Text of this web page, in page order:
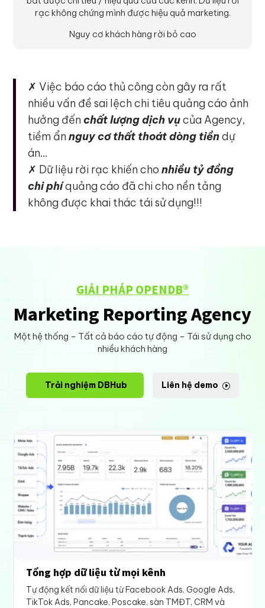
rạc không chứng mình được hiệu quả marketing.
Nguy cơ khách hàng rời bỏ cao
✗ Việc báo cáo thủ công còn gây ra rất
nhiều vấn đề sai lệch chi tiêu quảng cáo ảnh
hưởng đếnchất lượng dịch vụcủa Agency,
tiềm ẩnnguy cơ thất thoát dòng tiềndự
án…
✗ Dữ liệu rời rạc khiến chonhiều tỷ đồng
chi phíquảng cáo đã chi cho nền tảng
không được khai thác tái sử dụng!!!
GIẢI PHÁP OPENDB®
Marketing Reporting Agency
Một hệ thống – Tất cả báo cáo tự động – Tái sử dụng cho
nhiều khách hàng
Trải nghiệm DBHub Liên hệ demo
Tổng hợp dữ liệu từ mọi kênh
Tự động kết nối dữ liệu từ Facebook Ads, Google Ads,
TikTok Ads, Pancake, Poscake, sàn TMĐT, CRM và